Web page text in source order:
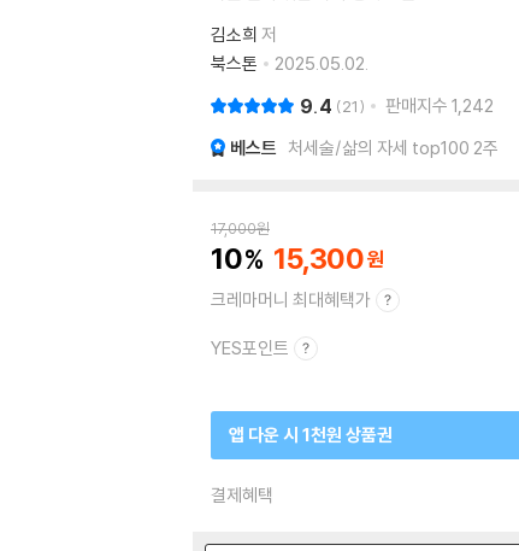
김소희 저
북스톤
2025.05.02.
9.4 21 판매지수 1,242
베스트 처세술/삶의 자세 top100 2주
17,000원
10 15,300
크레마머니 최대혜택가
YES포인트
앱 다운 시 1천원 상품권
결제혜택